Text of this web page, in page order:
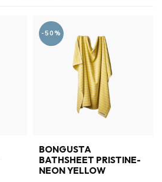
-50%
BONGUSTA
BATHSHEET PRISTINE-
NEON YELLOW